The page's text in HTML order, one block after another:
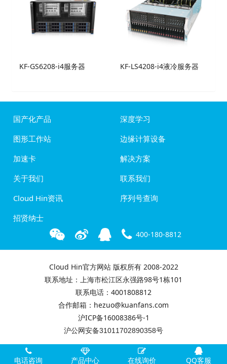
KF-GS6208-i4服务器 KF-LS4208-i4液冷服务器
国产化产品
深度学习
图形工作站
边缘计算设备
加速卡
解决方案
关于我们
联系我们
Cloud Hin资讯
序列号查询
招贤纳士
400-180-8812
Cloud Hin官方网站 版权所有 2008-2022
联系地址：上海市松江区永强路98号1栋101
联系电话：4001808812
合作邮箱：hezuo@kuanfans.com
沪ICP备16008386号-1
沪公网安备31011702890358号
电话咨询 产品中心 在线询价 QQ客服